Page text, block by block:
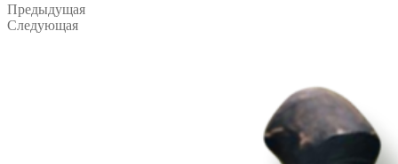
Предыдущая
Следующая